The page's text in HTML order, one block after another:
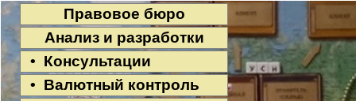
Правовое бюро
Анализ и разработки
• Консультации
• Валютный контроль